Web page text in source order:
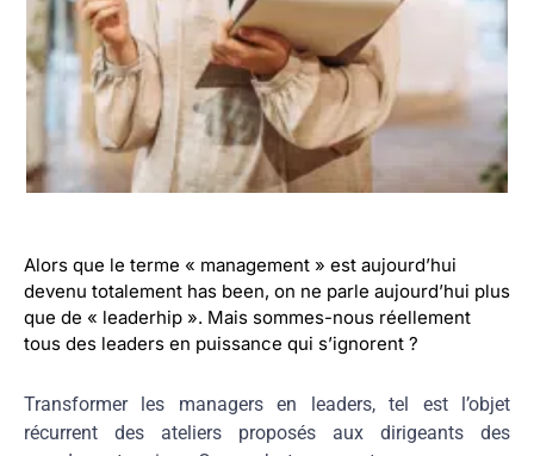
Alors que le terme « management » est aujourd’hui
devenu totalement has been, on ne parle aujourd’hui plus
que de « leaderhip ». Mais sommes-nous réellement
tous des leaders en puissance qui s’ignorent ?
Transformer les managers en leaders, tel est l’objet
récurrent des ateliers proposés aux dirigeants des